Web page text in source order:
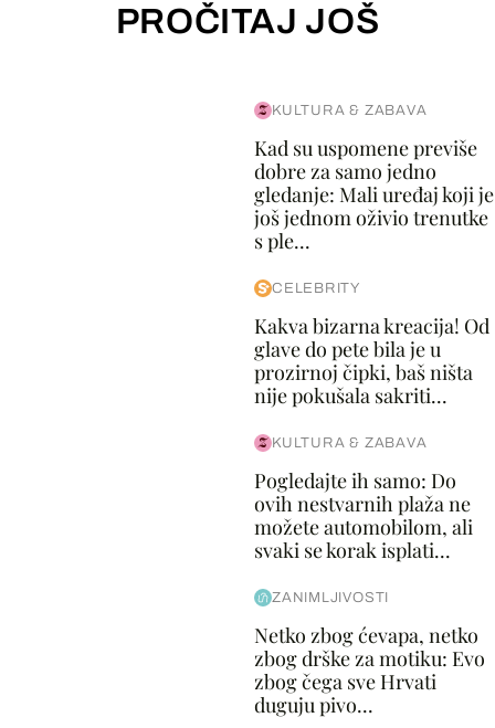
PROČITAJ JOŠ
KULTURA & ZABAVA
Kad su uspomene previše
dobre za samo jedno
gledanje: Mali uređaj koji je
još jednom oživio trenutke
s ple...
CELEBRITY
Kakva bizarna kreacija! Od
glave do pete bila je u
prozirnoj čipki, baš ništa
nije pokušala sakriti...
KULTURA & ZABAVA
Pogledajte ih samo: Do
ovih nestvarnih plaža ne
možete automobilom, ali
svaki se korak isplati...
ZANIMLJIVOSTI
Netko zbog ćevapa, netko
zbog drške za motiku: Evo
zbog čega sve Hrvati
duguju pivo...